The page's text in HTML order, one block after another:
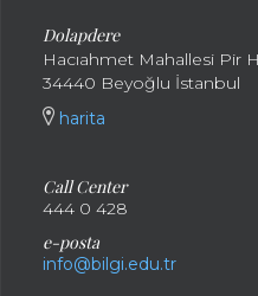
Dolapdere
Hacıahmet Mahallesi Pir
34440 Beyoğlu İstanbul
harita
Call Center
444 0 428
e-posta
info@bilgi.edu.tr